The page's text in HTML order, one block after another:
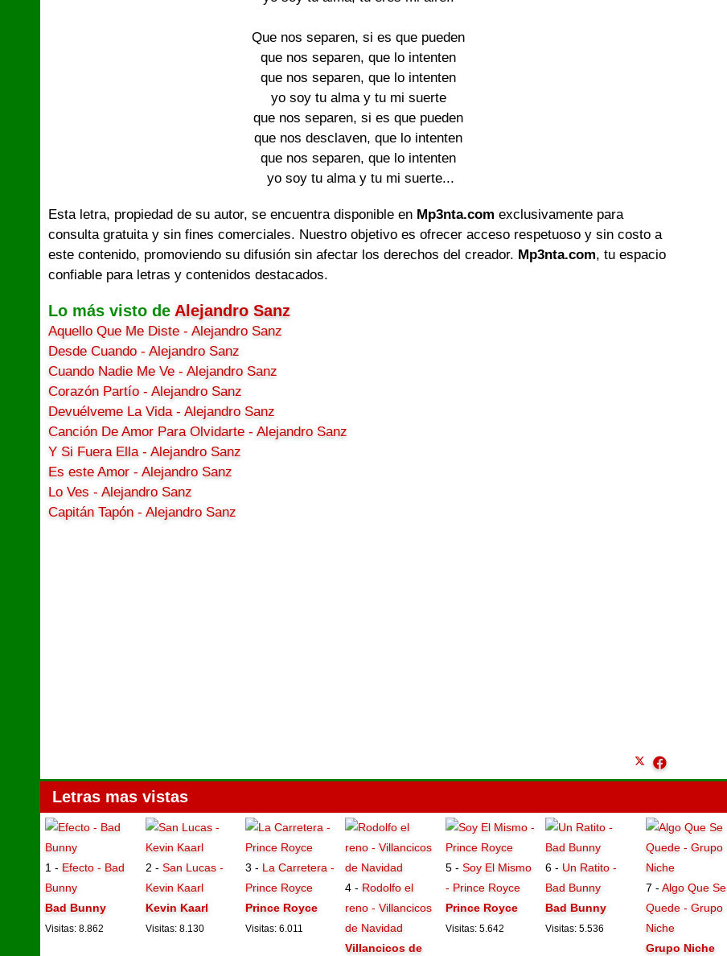
Que nos separen, si es que pueden
que nos separen, que lo intenten
que nos separen, que lo intenten
yo soy tu alma y tu mi suerte
que nos separen, si es que pueden
que nos desclaven, que lo intenten
que nos separen, que lo intenten
Esta letra, propiedad de su autor, se encuentra disponible en Mp3nta.com exclusivamente para
consulta gratuita y sin fines comerciales. Nuestro objetivo es ofrecer acceso respetuoso y sin costo a
este contenido, promoviendo su difusión sin afectar los derechos del creador. Mp3nta.com, tu espacio
confiable para letras y contenidos destacados.
Lo más visto de Alejandro Sanz
Aquello Que Me Diste - Alejandro Sanz
Desde Cuando - Alejandro Sanz
Cuando Nadie Me Ve - Alejandro Sanz
Corazón Partío - Alejandro Sanz
Devuélveme La Vida - Alejandro Sanz
Canción De Amor Para Olvidarte - Alejandro Sanz
Y Si Fuera Ella - Alejandro Sanz
Es este Amor - Alejandro Sanz
Lo Ves - Alejandro Sanz
Capitán Tapón - Alejandro Sanz
Letras mas vistas
1 - Efecto - Bad
Bunny
Bad Bunny
Visitas: 8.862
2 - San Lucas -
Kevin Kaarl
Kevin Kaarl
Visitas: 8.130
3 - La Carretera -
Prince Royce
Prince Royce
Visitas: 6.011
4 - Rodolfo el
reno - Villancicos
de Navidad
Villancicos de
5 - Soy El Mismo
- Prince Royce
Prince Royce
Visitas: 5.642
6 - Un Ratito -
Bad Bunny
Bad Bunny
Visitas: 5.536
7 - Algo Que Se
Quede - Grupo
Niche
Grupo Niche